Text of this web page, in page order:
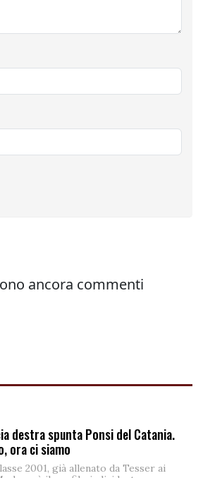
destra spunta Ponsi del Catania.
ora ci siamo
2001, già allenato da Tesser ai